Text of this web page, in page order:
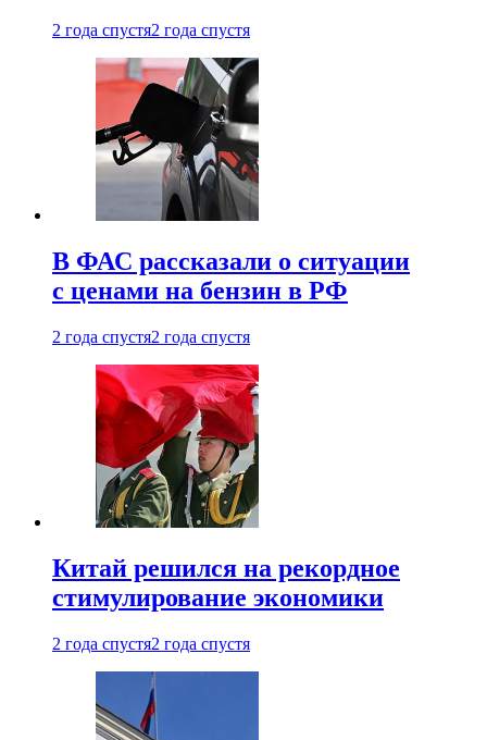
2 года спустя2 года спустя
В ФАС рассказали о ситуации
с ценами на бензин в РФ
2 года спустя2 года спустя
Китай решился на рекордное
стимулирование экономики
2 года спустя2 года спустя